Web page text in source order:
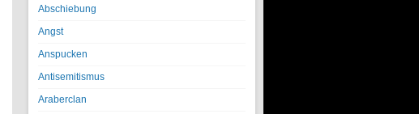
Abschiebung
Angst
Anspucken
Antisemitismus
Araberclan